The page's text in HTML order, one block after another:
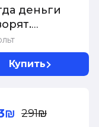
деньги
монет
древности
Купить
291₪